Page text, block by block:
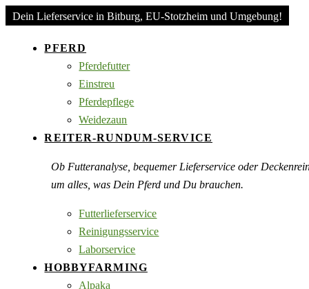
Dein Lieferservice in Bitburg, EU-Stotzheim und Umgebung!
PFERD
Pferdefutter
Einstreu
Pferdepflege
Weidezaun
REITER-RUNDUM-SERVICE
Ob Futteranalyse, bequemer Lieferservice oder
um alles, was Dein Pferd und Du brauchen.
Futterlieferservice
Reinigungsservice
Laborservice
HOBBYFARMING
Alpaka